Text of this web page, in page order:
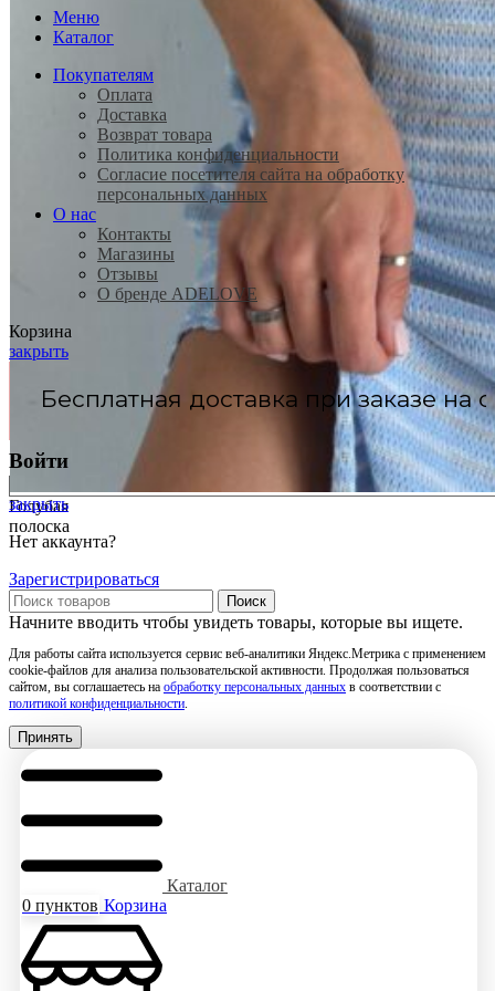
Голубая
полоска
Меню
Каталог
Покупателям
Оплата
Доставка
Возврат товара
Политика конфиденциальности
Согласие посетителя сайта на обработку
персональных данных
О нас
Контакты
Магазины
Отзывы
О бренде ADELOVE
Корзина
закрыть
заказе на суммуот 20.000₽
Войти
закрыть
Нет аккаунта?
Зарегистрироваться
Поиск
Начните вводить чтобы увидеть товары, которые вы ищете.
Для работы сайта используется сервис веб-аналитики Яндекс.Метрика с применением
cookie-файлов для анализа пользовательской активности. Продолжая пользоваться
сайтом, вы соглашаетесь на обработку персональных данных в соответствии с
политикой конфиденциальности.
Принять
Каталог
0 пунктов Корзина